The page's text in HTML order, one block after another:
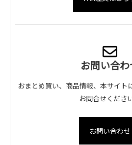
お問い合
おまとめ買い、商品情報、本サイト
お問合せください
お問い合わせ